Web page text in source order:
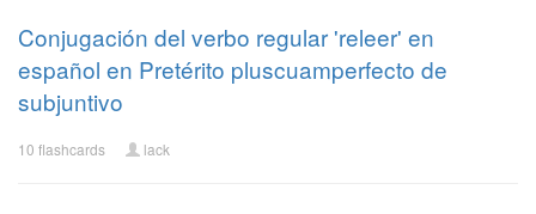
Conjugación del verbo regular 'releer' en
español en Pretérito pluscuamperfecto de
subjuntivo
10 flashcards lack